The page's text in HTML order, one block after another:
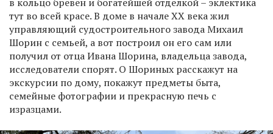
тут во всей красе. В доме в начале XX века жил
управляющий судостроительного завода Михаил
Шорин с семьей, а вот построил он его сам или
получил от отца Ивана Шорина, владельца завода,
исследователи спорят. О Шориных расскажут на
экскурсии по дому, покажут предметы быта,
семейные фотографии и прекрасную печь с
изразцами.